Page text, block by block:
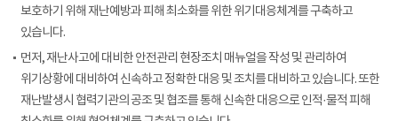
보호하기 위해 재난예방과 피해 최소화를 위한 위기대응체계를 구축하고
있습니다.
먼저, 재난사고에 대비한 안전관리 현장조치 매뉴얼을 작성 및 관리하여
위기상황에 대비하여 신속하고 정확한 대응 및 조치를 대비하고 있습니다. 또한
재난발생시 협력기관의 공조 및 협조를 통해 신속한 대응으로 인적·물적 피해